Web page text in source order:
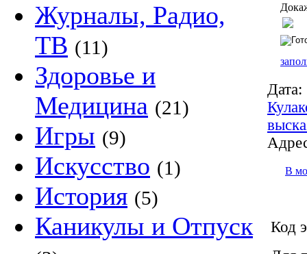
Журналы, Радио,
ТВ (11)
Здоровье и
Медицина (21)
Игры (9)
Искусство (1)
История (5)
Каникулы и Отпуск
Дата:
В
Код